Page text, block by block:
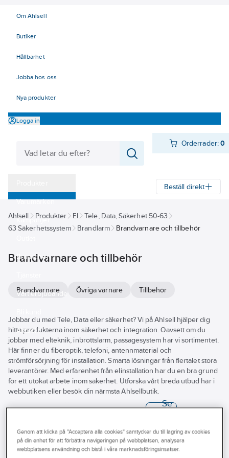
Om Ahlsell
Butiker
Hållbarhet
Jobba hos oss
Nya produkter
Logga in
Orderrader:0
Varumärken
Kampanjer
Branscher
Vårt erbjudande
Aktuellt
Beställ direkt
Ahlsell Produkter El
Tele, Data, Säkerhet 50-63
63 Säkerhetssystem
Brandlarm Brandvarnare och tillbehör
Brandvarnare och tillbehör
Brandvarnare Övriga varnare Tillbehör
Jobbar du med Tele, Data eller säkerhet? Vi på Ahlsell hjälper dig
hitta produkterna inom säkerhet och integration. Oavsett om du
jobbar med elteknik, inbrottslarm, passagesystem har vi sortimentet.
Här finner du fiberoptik, telefoni, antennmaterial och
strömförsörjning för installation. Smarta lösningar från flertalet stora
leverantörer. Med erfarenhet från elinstallation har du en bra grund
för ett utökat arbete inom säkerhet. Utforska vårt breda utbud här i
webbutiken eller besök din närmsta Ahlsellbutik.
REACH – Fri från Kandidatämne
Byggvarubedömningen
Se
A-COLLECTION A-COLLECTION A-COLLECTION
Genom att klicka på "Acceptera alla cookies" samtycker du till lagring av cookies
på din enhet för att förbättra navigeringen på webbplatsen, analysera
webbplatsens användning och bistå i våra marknadsföringsinsatser.